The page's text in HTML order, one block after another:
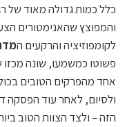
כלל כמות גדולה מאוד של
והמפוצץ שהאנימטורים
לקומפוזיציה והרקעים ה
פשוטו כמשמעו, שונה
אחד מהפרקים הטובים
ולסיום, לאחר עוד הפסקה
הזה – ולצד הצוות הטוב